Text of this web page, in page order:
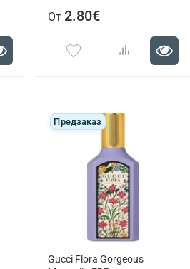
От 2.80€
Предзаказ
Gucci Flora Gorgeous